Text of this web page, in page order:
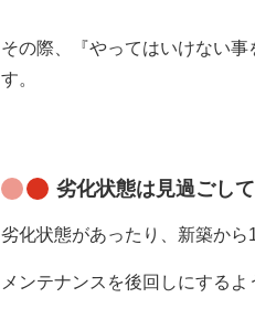
その際、『やってはいけない
す。
劣化状態は見過ごし
劣化状態があったり、新築から
メンテナンスを後回しにするよ